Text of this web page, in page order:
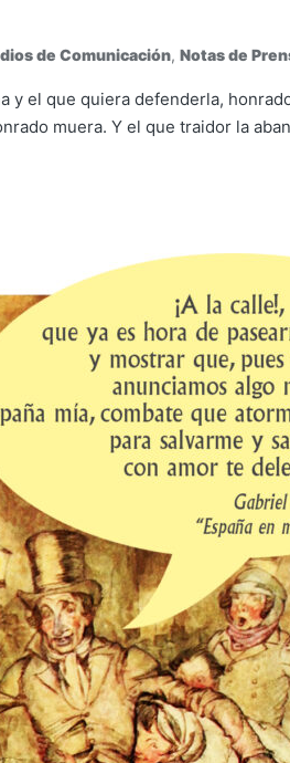
de Comunicación, Notas de
y el que quiera defenderla,
muera. Y el que traidor la